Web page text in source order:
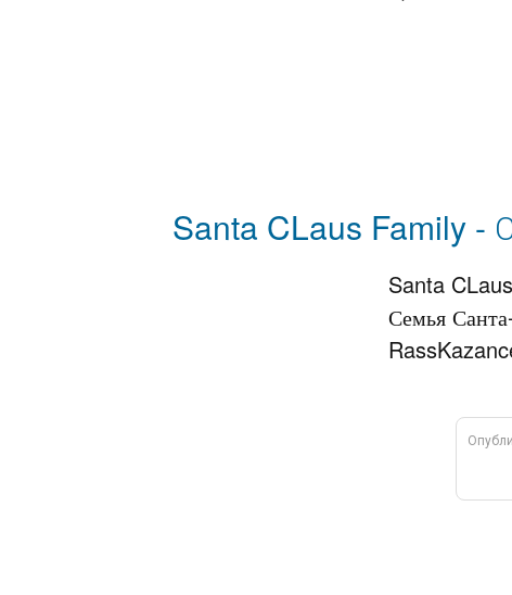
Santa CLaus Family -
Santa
Семья